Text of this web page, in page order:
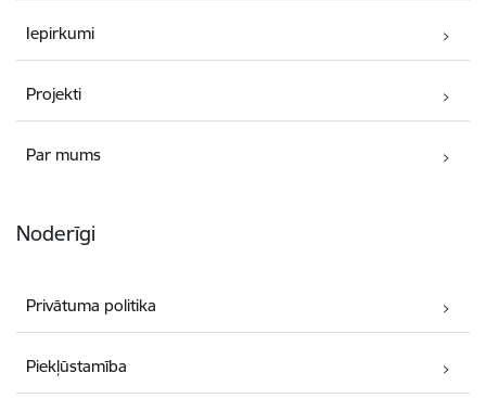
Iepirkumi
Projekti
Par mums
Noderīgi
Privātuma politika
Piekļūstamība